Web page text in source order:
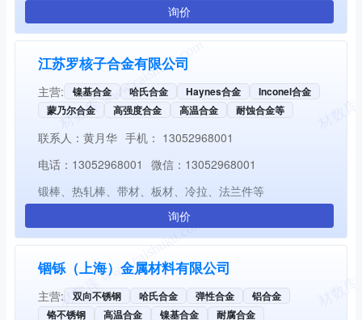
询价
江苏罗核子合金有限公司
主营: 镍基合金 哈氏合金 Haynes合金
Inconel合金
蒙乃尔合金
高强度合金 高温合金 耐蚀合金等
联系人： 黄月华 手机： 13052968001
电话： 13052968001 微信： 13052968001
锻棒、热轧棒、带材、板材、冷拉、法兰件等
询价
锢铄（上海）金属材料有限公司
主营: 双向不锈钢 哈氏合金 弹性合金
铝合金
铬不锈钢
高温合金 镍基合金 耐腐合金